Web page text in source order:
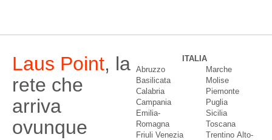
Laus Point, la
rete che
arriva
ovunque
ITALIA
Abruzzo
Basilicata
Calabria
Campania
Emilia-
Romagna
Friuli Venezia
Marche
Molise
Piemonte
Puglia
Sicilia
Toscana
Trentino Alto-